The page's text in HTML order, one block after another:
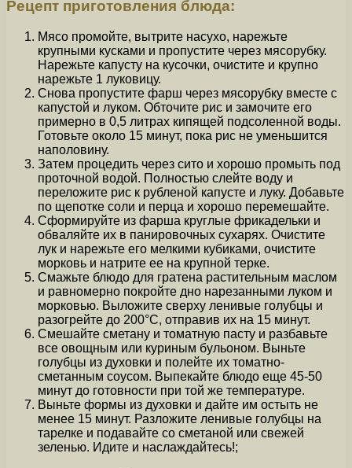
Рецепт приготовления блюда:
Мясо промойте, вытрите насухо, нарежьте
крупными кусками и пропустите через мясорубку.
Нарежьте капусту на кусочки, очистите и крупно
нарежьте 1 луковицу.
Снова пропустите фарш через мясорубку вместе с
капустой и луком. Обточите рис и замочите его
примерно в 0,5 литрах кипящей подсоленной воды.
Готовьте около 15 минут, пока рис не уменьшится
наполовину.
Затем процедить через сито и хорошо промыть под
проточной водой. Полностью слейте воду и
переложите рис к рубленой капусте и луку. Добавьте
по щепотке соли и перца и хорошо перемешайте.
Сформируйте из фарша круглые фрикадельки и
обваляйте их в панировочных сухарях. Очистите
лук и нарежьте его мелкими кубиками, очистите
морковь и натрите ее на крупной терке.
Смажьте блюдо для гратена растительным маслом
и равномерно покройте дно нарезанными луком и
морковью. Выложите сверху ленивые голубцы и
разогрейте до 200°C, отправив их на 15 минут.
Смешайте сметану и томатную пасту и разбавьте
все овощным или куриным бульоном. Выньте
голубцы из духовки и полейте их томатно-
сметанным соусом. Выпекайте блюдо еще 45-50
минут до готовности при той же температуре.
Выньте формы из духовки и дайте им остыть не
менее 15 минут. Разложите ленивые голубцы на
тарелке и подавайте со сметаной или свежей
зеленью. Идите и наслаждайтесь!;